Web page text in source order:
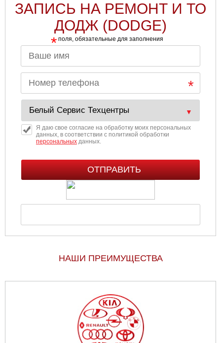
ЗАПИСЬ НА РЕМОНТ И ТО
ДОДЖ (DODGE)
* поля, обязательные для заполнения
Я даю свое согласие на обработку моих персональных
данных, в соответствии с политикой обработки
персональныхданных.
НАШИ ПРЕИМУЩЕСТВА